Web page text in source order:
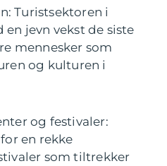
Turistsektoren i
jevn vekst de siste
mennesker som
og kulturen i
og festivaler:
en rekke
som tiltrekker